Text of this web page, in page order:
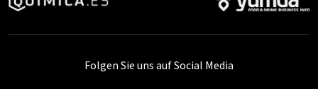
Folgen Sie uns auf Social Media